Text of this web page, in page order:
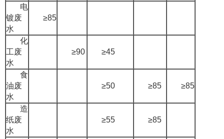
电
镀废
水
≥85
化
工废
水
≥90 ≥45
食
油废
水
≥50 ≥85 ≥85
造
纸废
水
≥55 ≥85